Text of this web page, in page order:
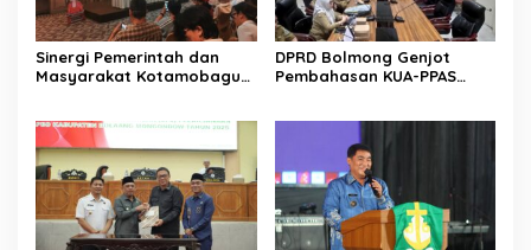
Sinergi Pemerintah dan
Masyarakat Kotamobagu
DPRD Bolmong Genjot
Pembahasan KUA-PPAS